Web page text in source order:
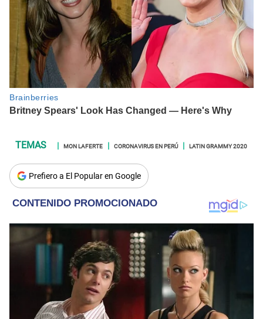
MON LAFERTE CORONAVIRUS EN PERÚ LATIN GRAMMY 2020
Prefiero a El Popular en Google